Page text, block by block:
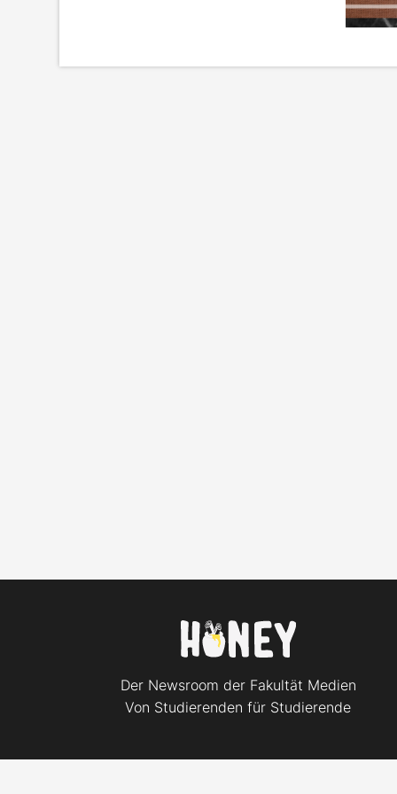
Der Newsroom der Fakultät Medien
Von Studierenden für Studierende